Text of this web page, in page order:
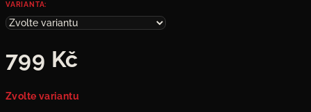
VARIANTA:
799 Kč
cena:
Zvolte variantu